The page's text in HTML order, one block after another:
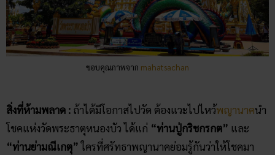
ขอบคุณภาพจาก mahatsachan
สิ่งที่ห้ามพลาด : ถ้าได้มีโอกาสไปวัด ต้องแวะไปไหว้พญานาคนำ
โชคแห่งวัดพระธาตุหนองบัว ได้แก่ “ท่านปู่กริชกรกต” และ
“ท่านย่ามณีเกตุ”ใครที่ศรัทธาพญานาคย่อมรู้กันว่าให้โชคมา